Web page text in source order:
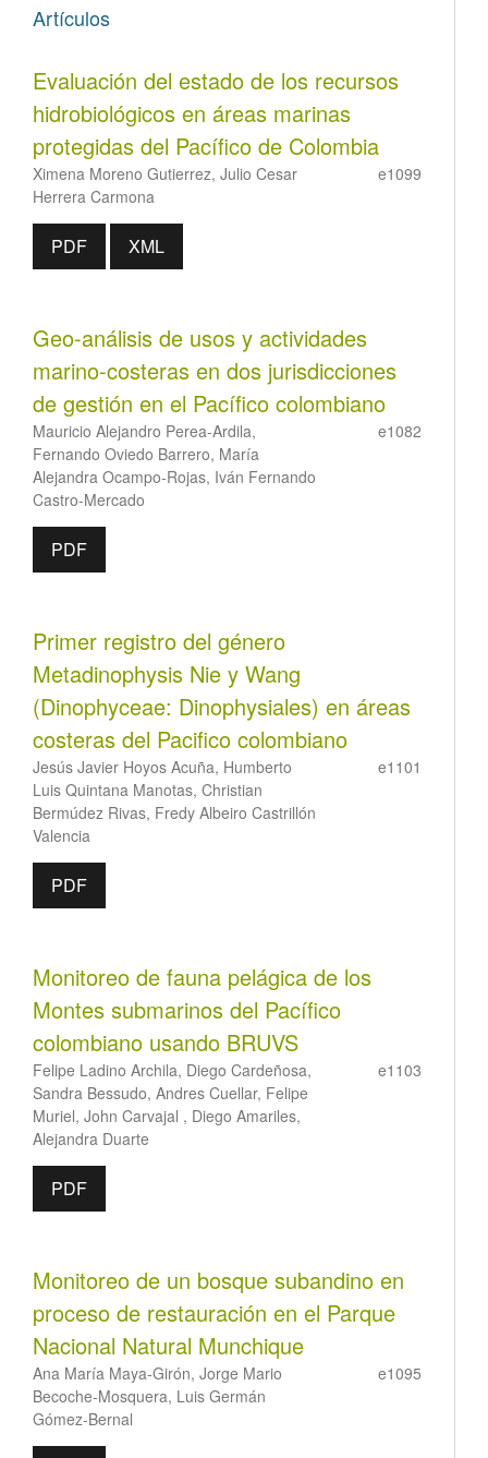
Artículos
Evaluación del estado de los recursos
hidrobiológicos en áreas marinas
protegidas del Pacífico de Colombia
Ximena Moreno Gutierrez, Julio Cesar
Herrera Carmona
e1099
PDF XML
Geo-análisis de usos y actividades
marino-costeras en dos jurisdicciones
de gestión en el Pacífico colombiano
Mauricio Alejandro Perea-Ardila,
Fernando Oviedo Barrero, María
Alejandra Ocampo-Rojas, Iván Fernando
Castro-Mercado
e1082
PDF
Primer registro del género
Metadinophysis Nie y Wang
(Dinophyceae: Dinophysiales) en áreas
costeras del Pacifico colombiano
Jesús Javier Hoyos Acuña, Humberto
Luis Quintana Manotas, Christian
Bermúdez Rivas, Fredy Albeiro Castrillón
Valencia
e1101
PDF
Monitoreo de fauna pelágica de los
Montes submarinos del Pacífico
colombiano usando BRUVS
Felipe Ladino Archila, Diego Cardeñosa,
Sandra Bessudo, Andres Cuellar, Felipe
Muriel, John Carvajal , Diego Amariles,
Alejandra Duarte
e1103
PDF
Monitoreo de un bosque subandino en
proceso de restauración en el Parque
Nacional Natural Munchique
Ana María Maya-Girón, Jorge Mario
Becoche-Mosquera, Luis Germán
Gómez-Bernal
e1095